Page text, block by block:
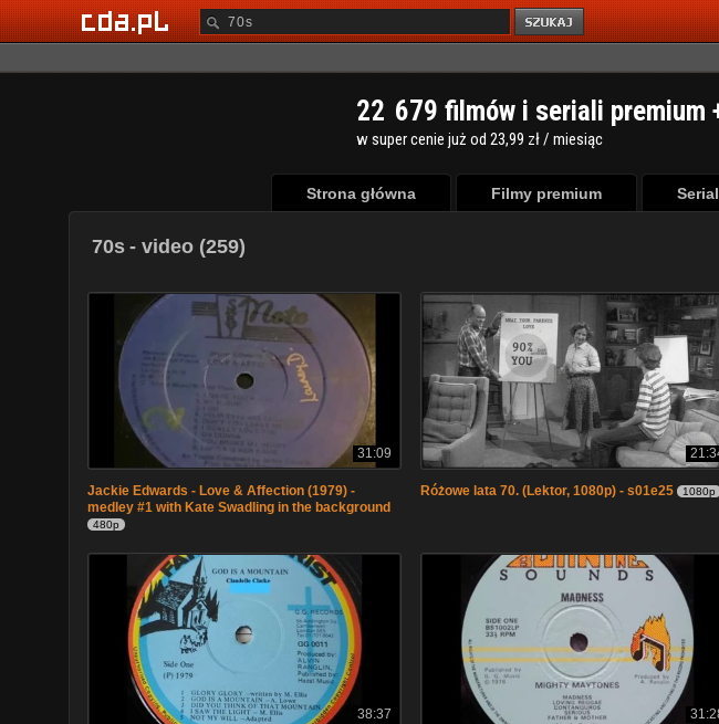
22 679 filmów i seriali premium
w super cenie już od 23,99 zł / miesiąc
Strona główna Filmy premium
70s - video (259)
31:09
Jackie Edwards - Love & Affection (1979) -
medley #1 with Kate Swadling in the background
480p
Różowe lata 70. (Lektor, 1080p) - s01e25 1080p
38:37